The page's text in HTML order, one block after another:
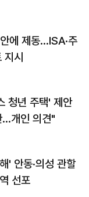
에 제동…ISA·주
지시
청년 주택' 제안
…개인 의견"
' 안동·의성 관할
선포